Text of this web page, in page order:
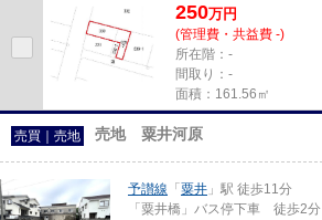
250万円
(管理費・共益費 -)
所在階：-
間取り：-
面積：161.56㎡
売買｜売地 売地 粟井河原
予讃線 「 粟井 」駅 徒歩11分
「粟井橋」バス停下車 徒歩2分